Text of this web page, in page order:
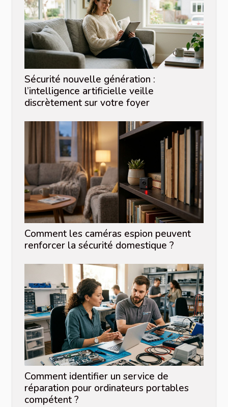
Sécurité nouvelle génération :
l’intelligence artificielle veille
discrètement sur votre foyer
Comment les caméras espion peuvent
renforcer la sécurité domestique ?
Comment identifier un service de
réparation pour ordinateurs portables
compétent ?